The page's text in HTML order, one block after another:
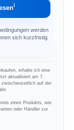
ℹ︎
werden
sich kurzfristig
erhalte ich eine
aktualisiert am 7.
zwischenzeitlich auf der
eines Produkts, wie
oder Händler zur